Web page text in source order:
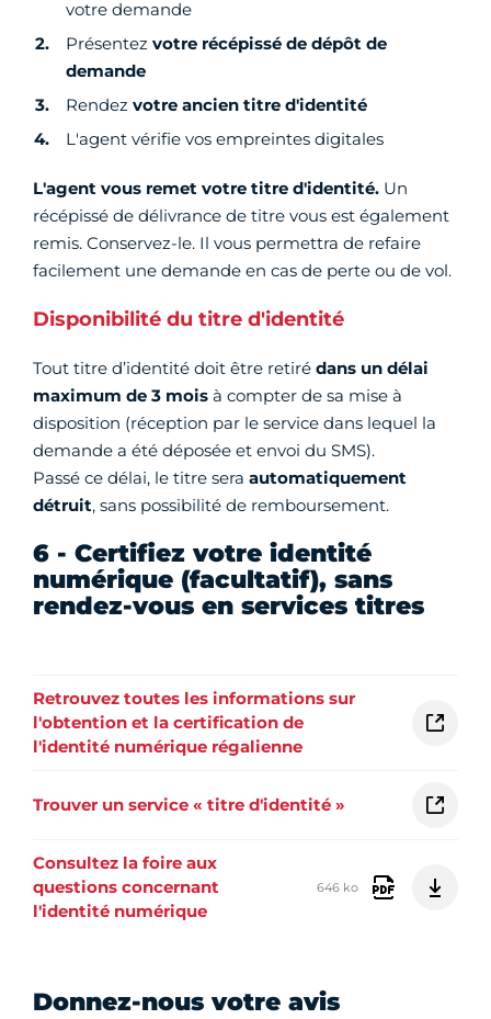
votre demande
Présentez votre récépissé de dépôt de
demande
Rendez votre ancien titre d'identité
L'agent vérifie vos empreintes digitales
L'agent vous remet votre titre d'identité. Un
récépissé de délivrance de titre vous est également
remis. Conservez-le. Il vous permettra de refaire
facilement une demande en cas de perte ou de vol.
Disponibilité du titre d'identité
Tout titre d’identité doit être retiré dans un délai
maximum de 3 mois à compter de sa mise à
disposition (réception par le service dans lequel la
demande a été déposée et envoi du SMS).
Passé ce délai, le titre sera automatiquement
détruit, sans possibilité de remboursement.
6 - Certifiez votre identité
numérique (facultatif), sans
rendez-vous en services titres
Retrouvez toutes les informations sur
l'obtention et la certification de
l'identité numérique régalienne
Trouver un service « titre d'identité »
Consultez la foire aux
questions concernant
l'identité numérique
646 ko
Donnez-nous votre avis